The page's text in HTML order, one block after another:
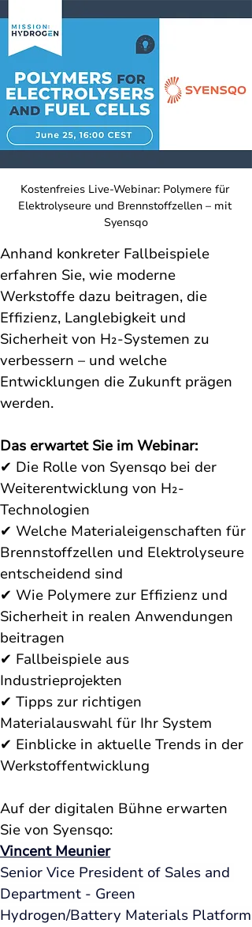
Kostenfreies Live-Webinar: Polymere für
Elektrolyseure und Brennstoffzellen – mit
Syensqo
Anhand konkreter Fallbeispiele
erfahren Sie, wie moderne
Werkstoffe dazu beitragen, die
Effizienz, Langlebigkeit und
Sicherheit von H₂-Systemen zu
verbessern – und welche
Entwicklungen die Zukunft prägen
werden.
Das erwartet Sie im Webinar:
✔ Die Rolle von Syensqo bei der
Weiterentwicklung von H₂-
Technologien
✔ Welche Materialeigenschaften für
Brennstoffzellen und Elektrolyseure
entscheidend sind
✔ Wie Polymere zur Effizienz und
Sicherheit in realen Anwendungen
beitragen
✔ Fallbeispiele aus
Industrieprojekten
✔ Tipps zur richtigen
Materialauswahl für Ihr System
✔ Einblicke in aktuelle Trends in der
Werkstoffentwicklung
Auf der digitalen Bühne erwarten
Sie von Syensqo:
Vincent Meunier
Senior Vice President of Sales and
Department - Green
Hydrogen/Battery Materials Platform